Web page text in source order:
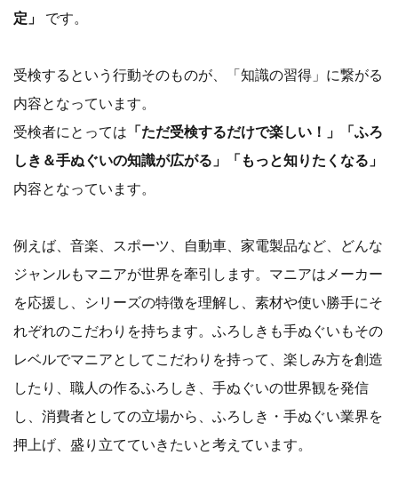
定」
です。
受検するという行動そのものが、「知識の習得」に繋がる
内容となっています。
受検者にとっては 「ただ受検するだけで楽しい！」「ふろ
しき＆手ぬぐいの知識が広がる」「もっと知りたくなる」
内容となっています。
例えば、音楽、スポーツ、自動車、家電製品など、どんな
ジャンルもマニアが世界を牽引します。マニアはメーカー
を応援し、シリーズの特徴を理解し、素材や使い勝手にそ
れぞれのこだわりを持ちます。ふろしきも手ぬぐいもその
レベルでマニアとしてこだわりを持って、楽しみ方を創造
したり、職人の作るふろしき、手ぬぐいの世界観を発信
し、消費者としての立場から、ふろしき・手ぬぐい業界を
押上げ、盛り立てていきたいと考えています。